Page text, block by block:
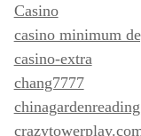
Casino
casino minimum
casino-extra
chang7777